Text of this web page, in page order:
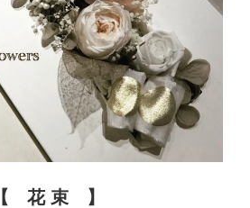
【 花 束 】